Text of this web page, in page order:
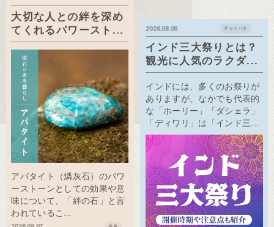
大切な人との絆を深め
てくれるパワースト...
アパタイト（燐灰石）のパワ
ーストーンとしての効果や意
味について、「絆の石」と言
われているこ...
インド三大祭りとは？
観光に人気のラクダ...
インドには、多くのお祭りが
ありますが、なかでも代表的
な「ホーリー」「ダシェラ」
「ディワリ」は「インド三...
2026.08.06 チャイハネ